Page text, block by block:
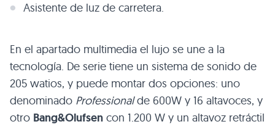
Asistente de luz de carretera.
En el apartado multimedia el lujo se une a la
tecnología. De serie tiene un sistema de sonido de
205 watios, y puede montar dos opciones: uno
denominado Professionalde 600W y 16 altavoces, y
otro Bang&Olufsen con 1.200 W y un altavoz retráctil